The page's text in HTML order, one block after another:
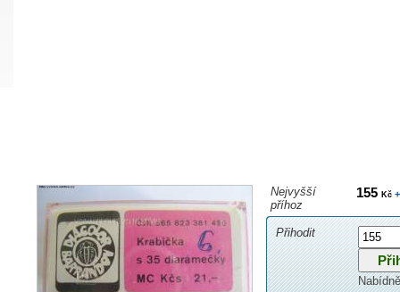
Nejvyšší
příhoz
155 Kč+
Přihodit